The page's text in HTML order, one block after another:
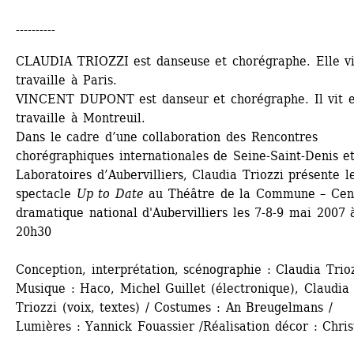
----------
CLAUDIA TRIOZZI est danseuse et chorégraphe. Elle
travaille à Paris.
VINCENT DUPONT est danseur et chorégraphe. Il vit
travaille à Montreuil.
Dans le cadre d’une collaboration des Rencontres
chorégraphiques internationales de Seine-Saint-Denis
Laboratoires d’Aubervilliers, Claudia Triozzi présente
spectacle Up to Date au Théâtre de la Commune –
dramatique national d'Aubervilliers les 7-8-9 mai 2007
20h30
Conception, interprétation, scénographie : Claudia
Musique : Haco, Michel Guillet (électronique), Claudia
Triozzi (voix, textes) / Costumes : An Breugelmans /
Lumières : Yannick Fouassier /Réalisation décor :